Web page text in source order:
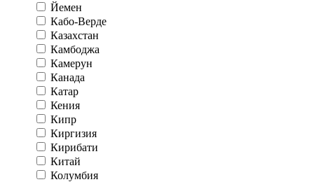
Йемен
Кабо-Верде
Казахстан
Камбоджа
Камерун
Канада
Катар
Кения
Кипр
Киргизия
Кирибати
Китай
Колумбия